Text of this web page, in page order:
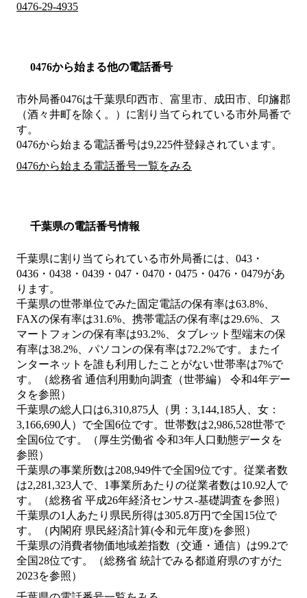
0476-29-4935
0476から始まる他の電話番号
市外局番0476は千葉県印西市、富里市、成田市、印旛郡
（酒々井町を除く。） に割り当てられている市外局番で
す。
0476から始まる電話番号は9,225件登録されています。
0476から始まる電話番号一覧をみる
千葉県の電話番号情報
千葉県に割り当てられている市外局番には、043・
0436・0438・0439・047・0470・0475・0476・0479があ
ります。
千葉県の世帯単位でみた固定電話の保有率は63.8%、
FAXの保有率は31.6%、携帯電話の保有率は29.6%、ス
マートフォンの保有率は93.2%、タブレット型端末の保
有率は38.2%、パソコンの保有率は72.2%です。またイ
ンターネットを誰も利用したことがない世帯率は7%で
す。（総務省 通信利用動向調査（世帯編） 令和4年デー
タを参照）
千葉県の総人口は6,310,875人（男：3,144,185人、女：
3,166,690人）で全国6位です。世帯数は2,986,528世帯で
全国6位です。（厚生労働省 令和3年人口動態データを
参照）
千葉県の事業所数は208,949件で全国9位です。従業者数
は2,281,323人で、1事業所あたりの従業者数は10.92人で
す。（総務省 平成26年経済センサス‐基礎調査を参照）
千葉県の1人あたり県民所得は305.8万円で全国15位で
す。（内閣府 県民経済計算(令和元年度)を参照）
千葉県の消費者物価地域差指数（交通・通信）は99.2で
全国28位です。（総務省 統計でみる都道府県のすがた
2023を参照）